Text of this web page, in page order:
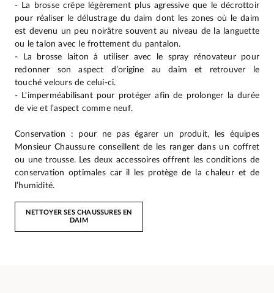
- La brosse crêpe légèrement plus agressive que le décrottoir
pour réaliser le délustrage du daim dont les zones où le daim
est devenu un peu noirâtre souvent au niveau de la languette
ou le talon avec le frottement du pantalon.
- La brosse laiton à utiliser avec le spray rénovateur pour
redonner son aspect d’origine au daim et retrouver le
touché velours de celui-ci.
- L'imperméabilisant pour protéger afin de prolonger la durée
de vie et l’aspect comme neuf.
Conservation : pour ne pas égarer un produit, les équipes
Monsieur Chaussure conseillent de les ranger dans un coffret
ou une trousse. Les deux accessoires offrent les conditions de
conservation optimales car il les protège de la chaleur et de
l’humidité.
NETTOYER SES CHAUSSURES EN
DAIM